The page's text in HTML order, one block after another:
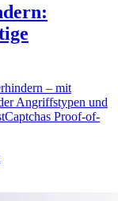
– mit
Angriffstypen und
Proof-of-